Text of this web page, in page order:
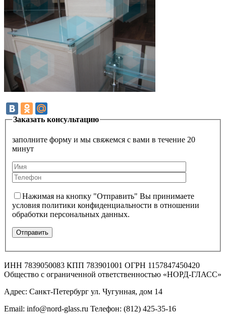
Заказать консультацию
заполните форму и мы свяжемся с вами в течение 20
минут
Нажимая на кнопку "Отправить" Вы принимаете
условия политики конфиденциальности в отношении
обработки персональных данных.
ИНН 7839050083 КПП 783901001 ОГРН 1157847450420
Общество с ограниченной ответственностью «НОРД-ГЛАСС»
Адрес: Санкт-Петербург ул. Чугунная, дом 14
Email: info@nord-glass.ru Телефон: (812) 425-35-16